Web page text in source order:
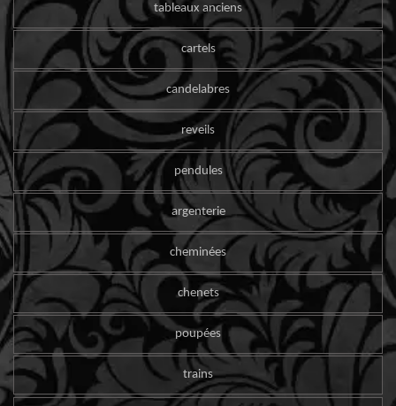
tableaux anciens
cartels
candelabres
reveils
pendules
argenterie
cheminées
chenets
poupées
trains